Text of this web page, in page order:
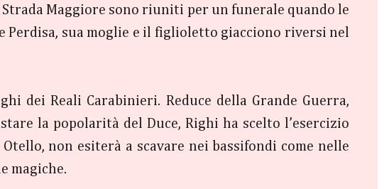
Maggiore sono riuniti per un funerale quando le
sua moglie e il figlioletto giacciono riversi nel
dei Reali Carabinieri. Reduce della Grande Guerra,
la popolarità del Duce, Righi ha scelto l’esercizio
non esiterà a scavare nei bassifondi come nelle
magiche.